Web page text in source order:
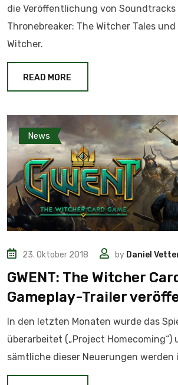
die Veröffentlichung von
Thronebreaker: The Witcher Tales und
Witcher.
READ MORE
News
23. Oktober 2018 by Daniel
GWENT: The Witcher
Gameplay-Trailer
In den letzten Monaten wurde das
überarbeitet („Project Homecoming“)
sämtliche dieser Neuerungen werden